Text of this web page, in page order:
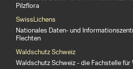
Pilzflora
SwissLichens
Nationales Daten- und
Flechten
Waldschutz Schweiz
Waldschutz Schweiz - die Fachstelle